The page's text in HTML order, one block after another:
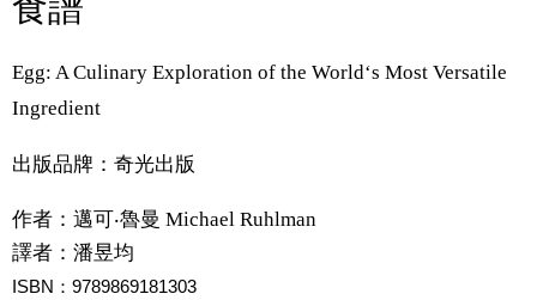
Egg: A Culinary Exploration of the World‘s Most Versatile
Ingredient
出版品牌：奇光出版
作者： 邁可‧魯曼 Michael Ruhlman
譯者： 潘昱均
ISBN：9789869181303